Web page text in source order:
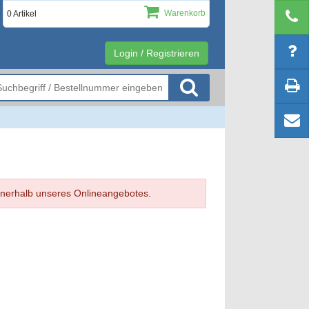
Login / Registrieren
0 Artikel Warenkorb
unseres Onlineangebotes.